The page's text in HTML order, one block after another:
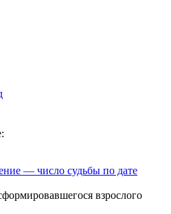
— число судьбы по дате
взрослого